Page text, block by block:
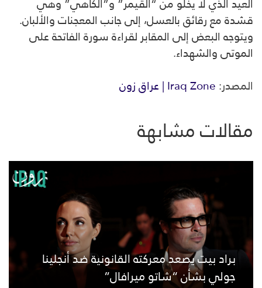
قشدة مع رقائق بالعسل، إلى جانب المعجنات والألبان.
ويتوجه البعض إلى المقابر لقراءة سورة الفاتحة على
الموتى والشهداء.
المصدر:Iraq Zone | عراق زون
مقالات مشابهة
براد بيت يصعد معركته القانونية ضد أنجلينا
جولي بشأن “شاتو ميرافال”